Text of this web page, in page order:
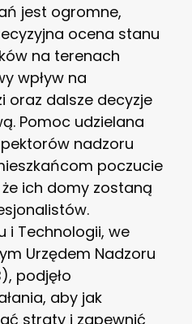
jest ogromne,
ocena stanu
na terenach
wpływ na
oraz dalsze decyzje
Pomoc udzielana
nadzoru
poczucie
ich domy zostaną
i Technologii, we
Urzędem Nadzoru
podjęło
aby jak
straty i zapewnić